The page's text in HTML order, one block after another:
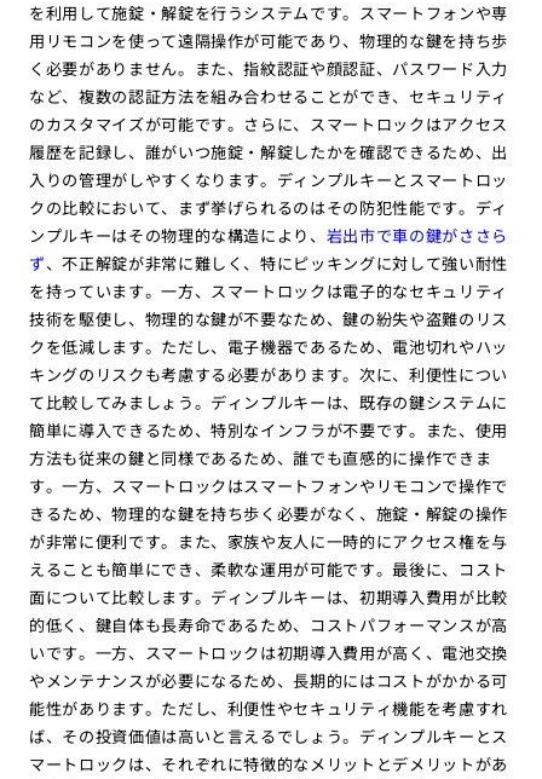
を利用して施錠・解錠を行うシステムです。スマートフォンや専
用リモコンを使って遠隔操作が可能であり、物理的な鍵を持ち歩
く必要がありません。また、指紋認証や顔認証、パスワード入力
など、複数の認証方法を組み合わせることができ、セキュリティ
のカスタマイズが可能です。さらに、スマートロックはアクセス
履歴を記録し、誰がいつ施錠・解錠したかを確認できるため、出
入りの管理がしやすくなります。ディンプルキーとスマートロッ
クの比較において、まず挙げられるのはその防犯性能です。ディ
ンプルキーはその物理的な構造により、 岩出市で車の鍵がささら
ず、不正解錠が非常に難しく、特にピッキングに対して強い耐性
を持っています。一方、スマートロックは電子的なセキュリティ
技術を駆使し、物理的な鍵が不要なため、鍵の紛失や盗難のリス
クを低減します。ただし、電子機器であるため、電池切れやハッ
キングのリスクも考慮する必要があります。次に、利便性につい
て比較してみましょう。ディンプルキーは、既存の鍵システムに
簡単に導入できるため、特別なインフラが不要です。また、使用
方法も従来の鍵と同様であるため、誰でも直感的に操作できま
す。一方、スマートロックはスマートフォンやリモコンで操作で
きるため、物理的な鍵を持ち歩く必要がなく、施錠・解錠の操作
が非常に便利です。また、家族や友人に一時的にアクセス権を与
えることも簡単にでき、柔軟な運用が可能です。最後に、コスト
面について比較します。ディンプルキーは、初期導入費用が比較
的低く、鍵自体も長寿命であるため、コストパフォーマンスが高
いです。一方、スマートロックは初期導入費用が高く、電池交換
やメンテナンスが必要になるため、長期的にはコストがかかる可
能性があります。ただし、利便性やセキュリティ機能を考慮すれ
ば、その投資価値は高いと言えるでしょう。ディンプルキーとス
マートロックは、それぞれに特徴的なメリットとデメリットがあ